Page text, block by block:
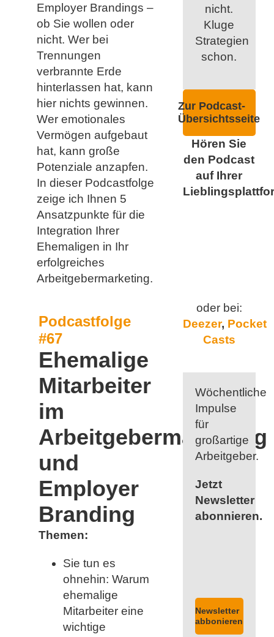
Employer Brandings –
ob Sie wollen oder
nicht. Wer bei
Trennungen
verbrannte Erde
hinterlassen hat, kann
hier nichts gewinnen.
Wer emotionales
Vermögen aufgebaut
hat, kann große
Potenziale anzapfen.
In dieser Podcastfolge
zeige ich Ihnen 5
Ansatzpunkte für die
Integration Ihrer
Ehemaligen in Ihr
erfolgreiches
Arbeitgebermarketing.
Podcastfolge
#67
Ehemalige
Mitarbeiter
im
Arbeitgebermarketing
und
Employer
Branding
Themen:
Sie tun es
ohnehin: Warum
ehemalige
Mitarbeiter eine
wichtige
nicht.
Kluge
Strategien
schon.
Zur Podcast-
Übersichtsseite
Hören Sie
den Podcast
auf Ihrer
oder bei:
Deezer, Pocket
Casts
Wöchentliche
Impulse
für
großartige
Arbeitgeber.
Jetzt
Newsletter
abonnieren.
Newsletter
abbonieren